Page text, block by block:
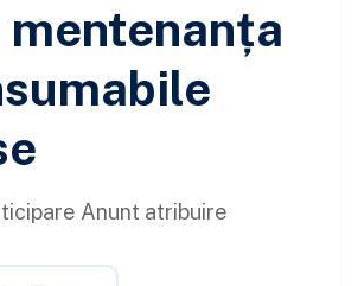
mentenanța
Anunt atribuire